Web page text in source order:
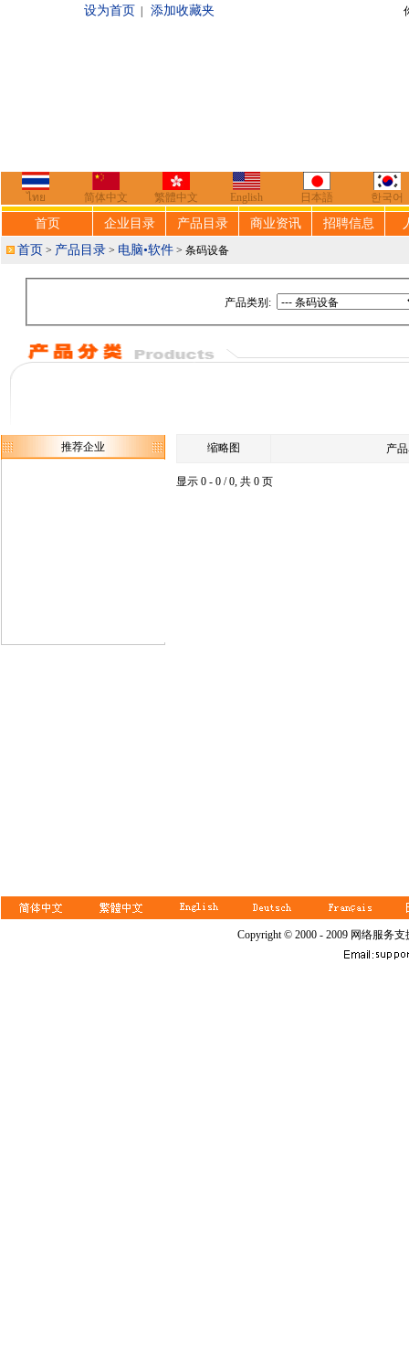
设为首页 添加收藏夹 你好，欢迎来到
ไทย 简体中文 繁體中文 English 日本語 한국어
首页 企业目录 产品目录 商业资讯 招聘信息
首页 > 产品目录 > 电脑•软件 > 条码设备
产品类别:
推荐企业 缩略图 产
显示 0 - 0 / 0, 共 0 页
Copyright © 2000 - 2009 网络服务